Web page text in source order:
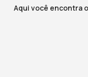
Aqui você encontra